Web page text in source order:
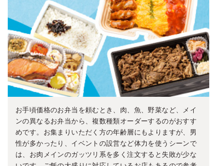
お手頃価格のお弁当を頼むとき、肉、魚、野菜など、メイ
ンの異なるお弁当から、複数種類オーダーするのがおすす
めです。お集まりいただく方の年齢層にもよりますが、男
性が多かったり、イベントの設営など体力を使うシーンで
は、お肉メインのガッツリ系を多く注文すると失敗が少な